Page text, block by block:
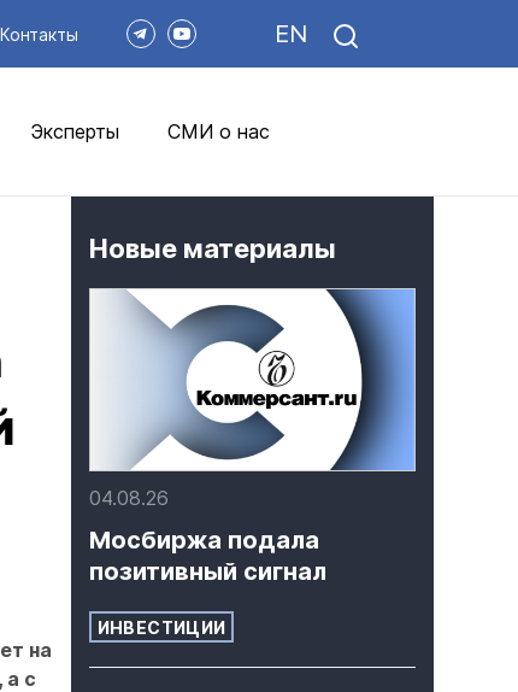
Контакты EN
Эксперты СМИ о нас
на
а с
Новые материалы
04.08.26
Мосбиржа подала
позитивный сигнал
ИНВЕСТИЦИИ